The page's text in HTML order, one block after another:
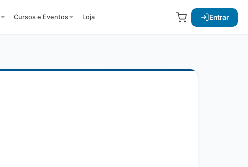
Cursos e Eventos Loja Entrar